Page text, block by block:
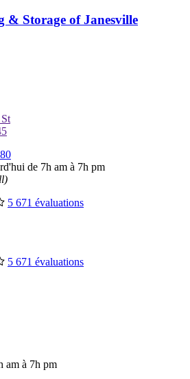
& Storage of Janesville
de 7h am à 7h pm
5 671 évaluations
5 671 évaluations
am à 7h pm